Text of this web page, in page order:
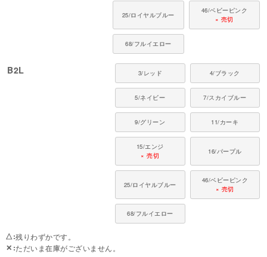
25/ロイヤルブルー
46/ベビーピンク
× 売切
68/フルイエロー
B2L 3/レッド 4/ブラック
5/ネイビー 7/スカイブルー
9/グリーン 11/カーキ
15/エンジ
× 売切
16/パープル
25/ロイヤルブルー
46/ベビーピンク
× 売切
68/フルイエロー
△ 残りわずかです。
✕ ただいま在庫がございません。